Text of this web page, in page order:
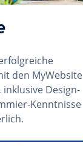
den MyWebsite
Design-
Kenntnisse